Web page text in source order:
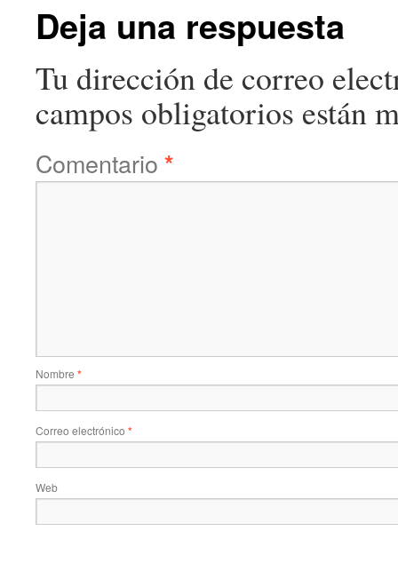
Deja una respuesta
Tu dirección de correo
campos obligatorios están
Comentario *
Nombre *
Correo electrónico *
Web